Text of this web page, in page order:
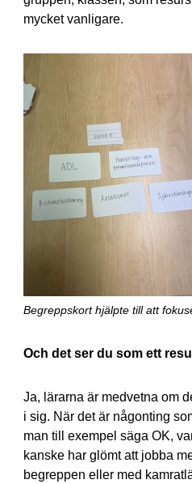
mycket vanligare.
Begreppskort hjälpte till att
Och det ser du som ett
Ja, lärarna är medvetna om
i sig. När det är någonting
man till exempel säga OK,
kanske har glömt att jobba
begreppen eller med